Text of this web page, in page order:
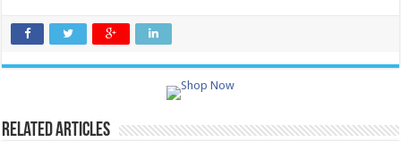
Related Articles